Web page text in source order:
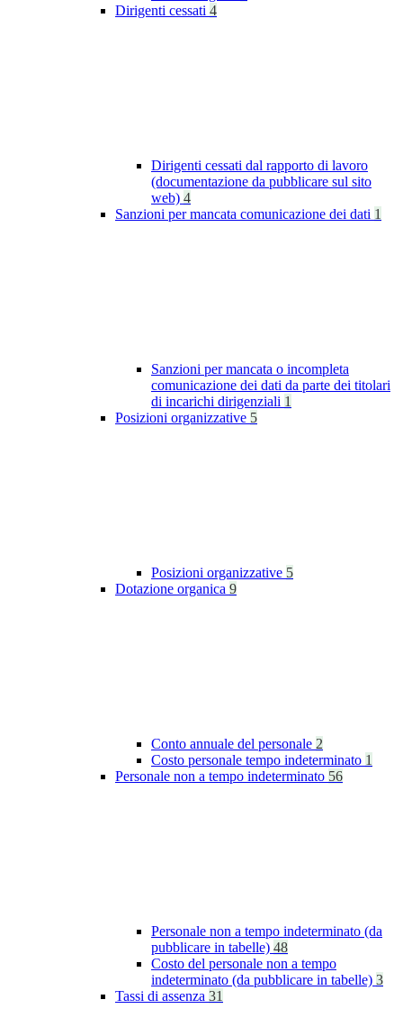
Dirigenti cessati 4
Dirigenti cessati dal rapporto di lavoro
(documentazione da pubblicare sul sito
web) 4
Sanzioni per mancata comunicazione dei dati 1
Sanzioni per mancata o incompleta
comunicazione dei dati da parte dei titolari
di incarichi dirigenziali 1
Posizioni organizzative 5
Posizioni organizzative 5
Dotazione organica 9
Conto annuale del personale 2
Costo personale tempo indeterminato 1
Personale non a tempo indeterminato 56
Personale non a tempo indeterminato (da
pubblicare in tabelle) 48
Costo del personale non a tempo
indeterminato (da pubblicare in tabelle) 3
Tassi di assenza 31